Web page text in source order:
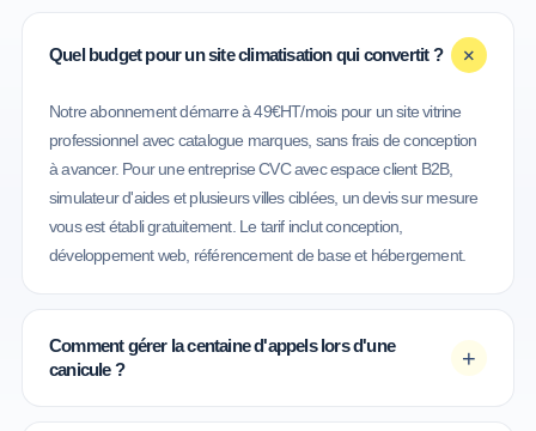
Quel budget pour un site climatisation qui convertit ? +
Notre abonnement démarre à 49€HT/mois pour un site vitrine
professionnel avec catalogue marques, sans frais de conception
à avancer. Pour une entreprise CVC avec espace client B2B,
simulateur d'aides et plusieurs villes ciblées, un devis sur mesure
vous est établi gratuitement. Le tarif inclut conception,
développement web, référencement de base et hébergement.
Comment gérer la centaine d'appels lors d'une
canicule ?
+